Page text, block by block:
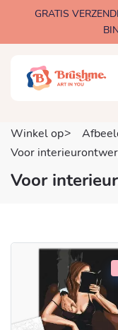
GRATIS
Winkel op
Voor
Voor